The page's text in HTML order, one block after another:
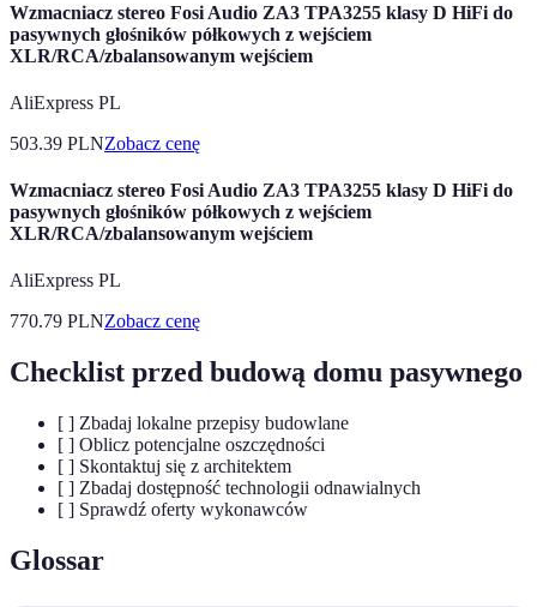
Wzmacniacz stereo Fosi Audio ZA3 TPA3255 klasy D HiFi do
pasywnych głośników półkowych z wejściem
XLR/RCA/zbalansowanym wejściem
AliExpress PL
503.39 PLNZobacz cenę
Wzmacniacz stereo Fosi Audio ZA3 TPA3255 klasy D HiFi do
pasywnych głośników półkowych z wejściem
XLR/RCA/zbalansowanym wejściem
AliExpress PL
770.79 PLNZobacz cenę
Checklist przed budową domu pasywnego
[ ] Zbadaj lokalne przepisy budowlane
[ ] Oblicz potencjalne oszczędności
[ ] Skontaktuj się z architektem
[ ] Zbadaj dostępność technologii odnawialnych
[ ] Sprawdź oferty wykonawców
Glossar